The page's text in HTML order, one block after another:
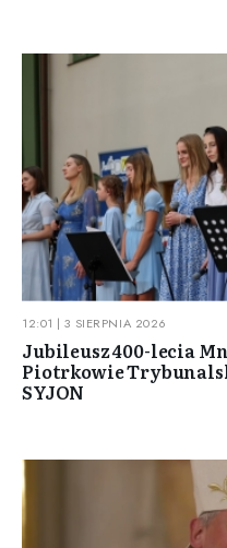
12:01 | 3 SIERPNIA 2026
Jubileusz 400-lecia
Piotrkowie
SYJON